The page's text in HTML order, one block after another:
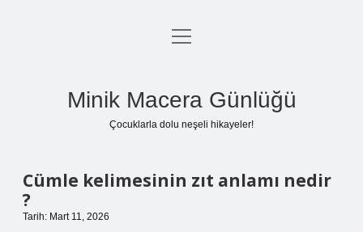
Anasayfa
menüyü
Minik Macera Günlüğü
Çocuklarla dolu neşeli hikayeler!
Cümle kelimesinin zıt anlamı nedir
?
Tarih: Mart 11, 2026